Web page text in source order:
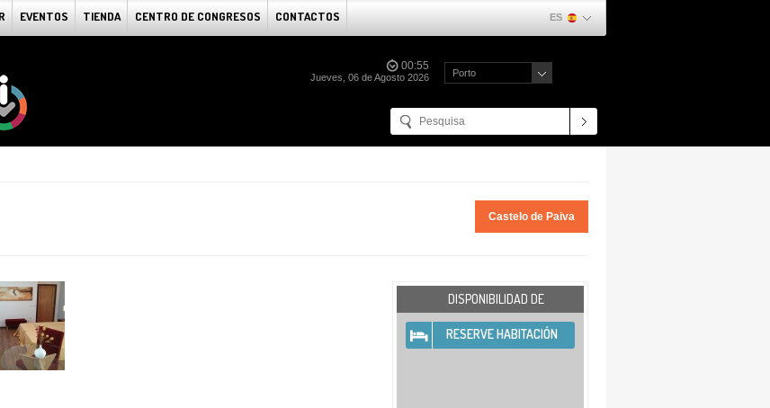
EVENTOS TIENDA CENTRO DE CONGRESOS CONTACTOS ES
00:55
Jueves, 06 de Agosto 2026 Porto
Castelo de Paiva
DISPONIBILIDAD DE
RESERVE HABITACIÓN